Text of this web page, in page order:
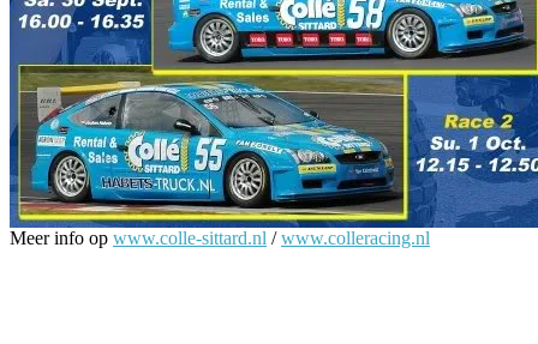
Meer info op www.colle-sittard.nl /www.colleracing.nl